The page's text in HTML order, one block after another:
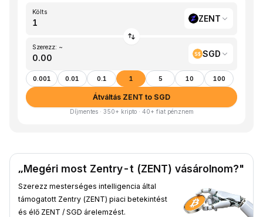
Költs
ZENT
Szerezz: ~
SGD
0.001 0.01 0.1 1 5 10 100
Átváltás ZENT to SGD
Díjmentes · 350+ kripto · 40+ fiat pénznem
„Megéri most Zentry-t (ZENT) vásárolnom?"
Szerezz mesterséges intelligencia által
támogatott Zentry (ZENT) piaci betekintést
és élő ZENT / SGD árelemzést.